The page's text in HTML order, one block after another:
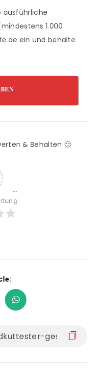
ausführliche
1.000
ein und behalte
& Behalten 🙂